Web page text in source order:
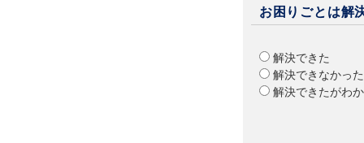
お困りごとは解
解決できた
解決できなかった
解決できたがわ